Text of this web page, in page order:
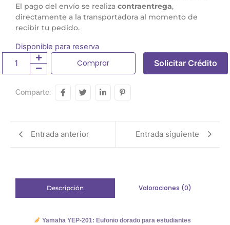
El pago del envío se realiza contraentrega,
directamente a la transportadora al momento de
recibir tu pedido.
Disponible para reserva
Comprar Solicitar Crédito
Comparte:
Entrada anterior Entrada siguiente
Descripción Valoraciones (0)
Yamaha YEP-201: Eufonio dorado para estudiantes